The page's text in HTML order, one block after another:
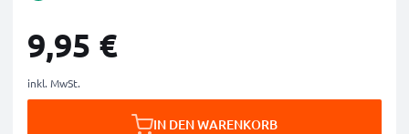
9,95 €
inkl. MwSt.
IN DEN WARENKORB